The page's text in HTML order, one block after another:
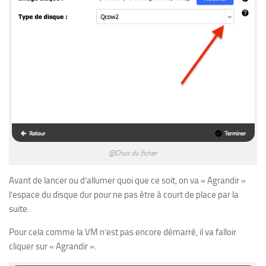
@Choix du fichier
Avant de lancer ou d’allumer quoi que ce soit, on va « Agrandir »
l’espace du disque dur pour ne pas être à court de place par la
suite.
Pour cela comme la VM n’est pas encore démarré, il va falloir
cliquer sur « Agrandir ».